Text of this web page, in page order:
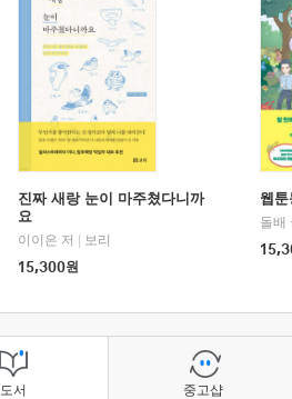
진짜 새랑 눈이 마주쳤다니까
요
이이은 저
보리
15,300원
웹
돌배
도서 중고샵